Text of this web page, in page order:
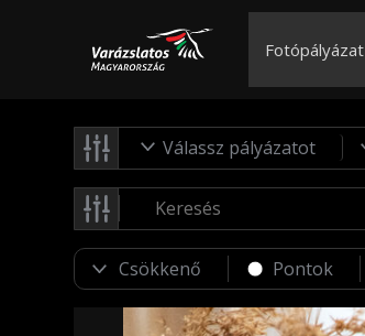
Fotópályázat
Válassz pályázatot
Pontok